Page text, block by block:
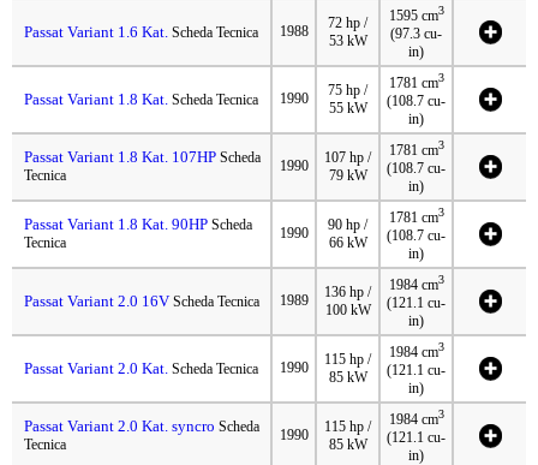
Passat Variant 1.6 Kat. Scheda Tecnica 1988
72 hp /
53 kW
1595 cm3
(97.3 cu-
in)
Passat Variant 1.8 Kat. Scheda Tecnica 1990
75 hp /
55 kW
1781 cm3
(108.7 cu-
in)
Passat Variant 1.8 Kat. 107HP Scheda
Tecnica
1990
107 hp /
79 kW
1781 cm3
(108.7 cu-
in)
Passat Variant 1.8 Kat. 90HP Scheda
Tecnica
1990
90 hp /
66 kW
1781 cm3
(108.7 cu-
in)
Passat Variant 2.0 16V Scheda Tecnica 1989
136 hp /
100 kW
1984 cm3
(121.1 cu-
in)
Passat Variant 2.0 Kat. Scheda Tecnica 1990
115 hp /
85 kW
1984 cm3
(121.1 cu-
in)
Passat Variant 2.0 Kat. syncro Scheda
Tecnica
1990
115 hp /
85 kW
1984 cm3
(121.1 cu-
in)